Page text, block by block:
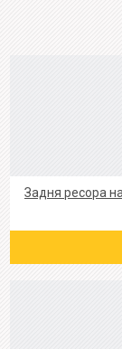
Задня ресора